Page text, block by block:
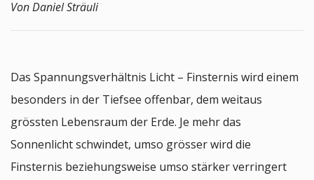
Von Daniel Sträuli
Das Spannungsverhältnis Licht – Finsternis wird einem
besonders in der Tiefsee offenbar, dem weitaus
grössten Lebensraum der Erde. Je mehr das
Sonnenlicht schwindet, umso grösser wird die
Finsternis beziehungsweise umso stärker verringert